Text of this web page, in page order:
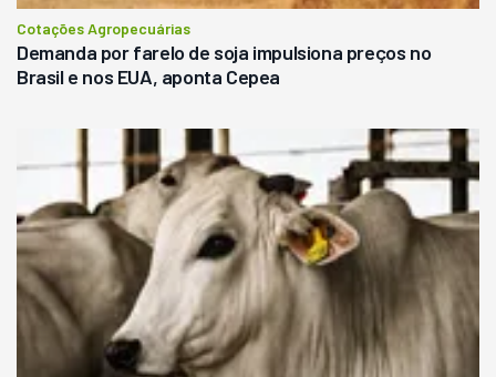
Cotações Agropecuárias
Demanda por farelo de soja impulsiona preços no
Brasil e nos EUA, aponta Cepea